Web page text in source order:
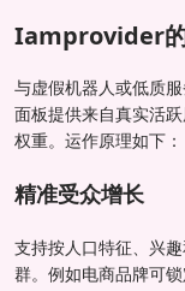
Iamprovider
与虚假机器人或低质服
面板提供来自真实活
权重。运作原理如下：
精准受众增长
支持按人口特征、兴
群。例如电商品牌可